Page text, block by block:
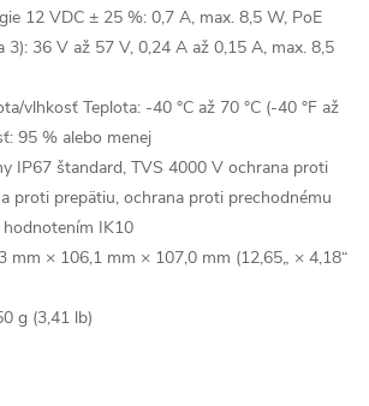
12 VDC ± 25 %: 0,7 A, max. 8,5 W, PoE
3): 36 V až 57 V, 0,24 A až 0,15 A, max. 8,5
vlhkosť Teplota: -40 °C až 70 °C (-40 °F až
95 % alebo menej
IP67 štandard, TVS 4000 V ochrana proti
proti prepätiu, ochrana proti prechodnému
IK10
mm × 106,1 mm × 107,0 mm (12,65„ × 4,18“
g (3,41 lb)